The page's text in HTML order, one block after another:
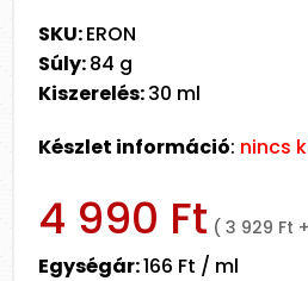
SKU:ERON
Súly:84 g
Kiszerelés:30 ml
Készlet információ: nincs
4 990 Ft ( 3 929 Ft
Egységár:166 Ft / ml